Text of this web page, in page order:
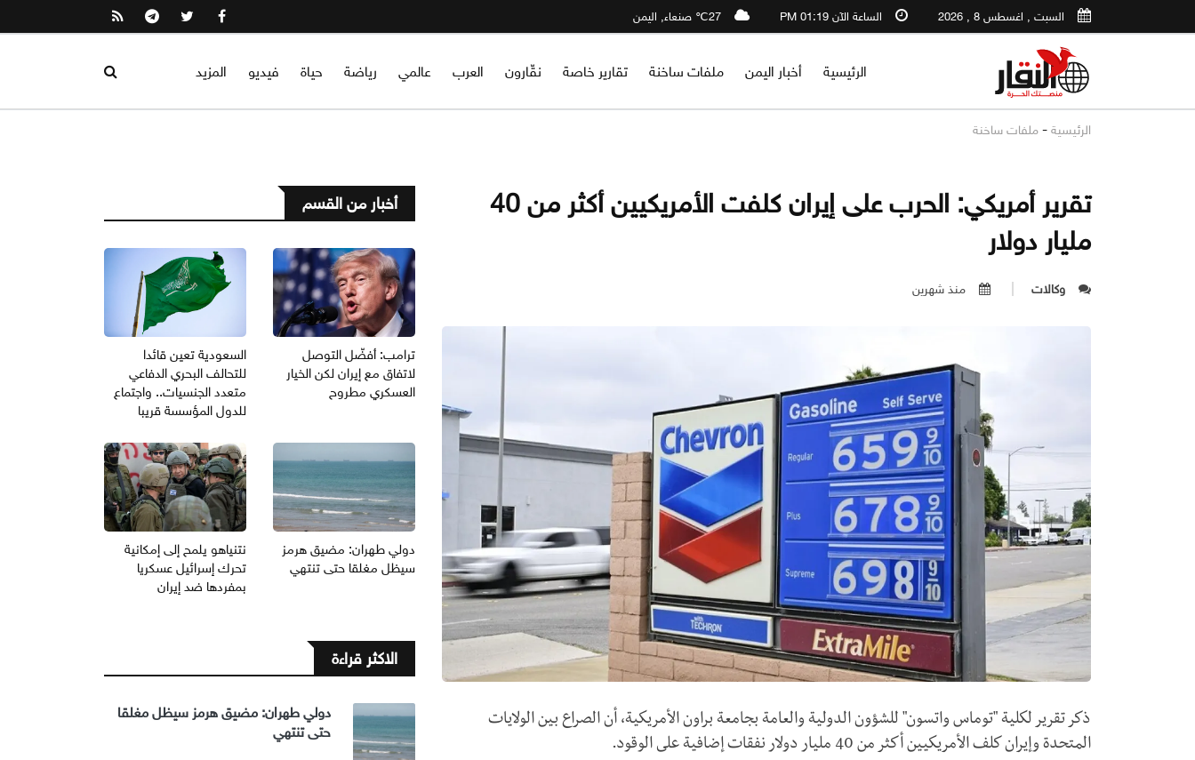
السبت , اغسطس 8 , 2026 الساعة الآن 01:19 PM 27℃ صنعاء, اليمن
الرئيسية أخبار اليمن ملفات ساخنة تقارير خاصة نقّارون العرب عالمي رياضة حياة فيديو المزيد
الرئيسية - ملفات ساخنة
تقرير أمريكي: الحرب على إيران كلفت الأمريكيين أكثر من 40
مليار دولار
وكالات منذ شهرين
ذكر تقرير لكلية "توماس واتسون" للشؤون الدولية والعامة بجامعة براون الأمريكية، أن الصراع بين الولايات
المتحدة وإيران كلف الأمريكيين أكثر من 40 مليار دولار نفقات إضافية على الوقود.
أخبار من القسم
ترامب: أفضّل التوصل
لاتفاق مع إيران لكن الخيار
العسكري مطروح
السعودية تعين قائدا
للتحالف البحري الدفاعي
متعدد الجنسيات.. واجتماع
للدول المؤسسة قريبا
دولي طهران: مضيق هرمز
سيظل مغلقا حتى تنتهي
نتنياهو يلمح إلى إمكانية
تحرك إسرائيل عسكريا
بمفردها ضد إيران
الاكثر قراءة
دولي طهران: مضيق هرمز سيظل مغلقا
حتى تنتهي